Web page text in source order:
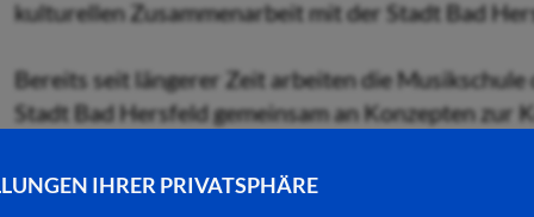
IHRER PRIVATSPHÄRE
kulturellen Zusammenarbeit mit der Stadt Bad
Bereits seit längerer Zeit arbeiten die
Stadt Bad Hersfeld gemeinsam an Konzepten
und vielem mehr. Nach der letzten
entstand der Wunsch für ein Kooperationsprojekt